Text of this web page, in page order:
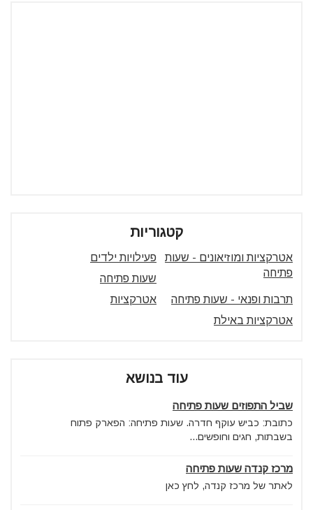
קטגוריות
אטרקציות ומוזיאונים - שעות
פתיחה
פעילויות ילדים
שעות פתיחה
תרבות ופנאי - שעות פתיחה
אטרקציות
אטרקציות באילת
עוד בנושא
שביל התפוזים שעות פתיחה
כתובת: כביש עוקף חדרה. שעות פתיחה: הפארק פתוח
בשבתות, חגים וחופשים...
מרכז קנדה שעות פתיחה
לאתר של מרכז קנדה, לחץ כאן